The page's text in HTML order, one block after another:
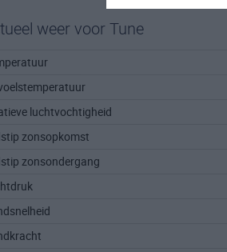
weer voor Tune
luchtvochtigheid
zonsopkomst
zonsondergang